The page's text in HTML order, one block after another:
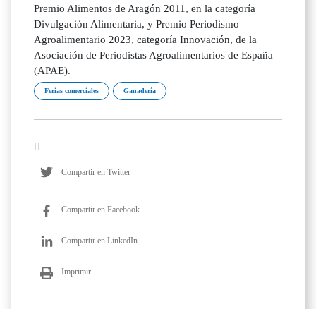
Premio Alimentos de Aragón 2011, en la categoría
Divulgación Alimentaria, y Premio Periodismo
Agroalimentario 2023, categoría Innovación, de la
Asociación de Periodistas Agroalimentarios de España
(APAE).
Ferias comerciales Ganadería
Compartir en Twitter
Compartir en Facebook
Compartir en LinkedIn
Imprimir